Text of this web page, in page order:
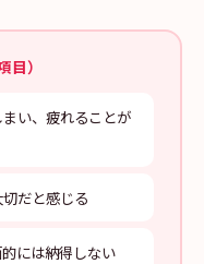
）
い、疲れることが
だと感じる
には納得しない